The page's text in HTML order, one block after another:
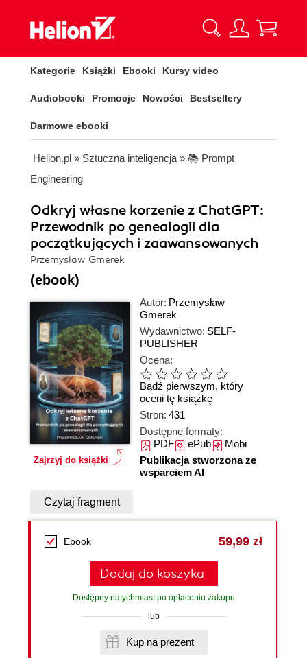
Kategorie Książki Ebooki Kursy video
Audiobooki Promocje Nowości Bestsellery
Darmowe ebooki
Helion.pl » Sztuczna inteligencja » 📚 Prompt
Engineering
Odkryj własne korzenie z ChatGPT:
Przewodnik po genealogii dla
początkujących i zaawansowanych
Przemysław Gmerek
(ebook)
Zajrzyj do książki
Autor: Przemysław
Gmerek
Wydawnictwo: SELF-
PUBLISHER
Ocena:
Bądź pierwszym, który
oceni tę książkę
Stron: 431
Dostępne formaty:
PDFePubMobi
Publikacja stworzona ze
wsparciem AI
Czytaj fragment
Ebook 59,99 zł
Dodaj do koszyka
Dostępny natychmiast po opłaceniu zakupu
lub
Kup na prezent